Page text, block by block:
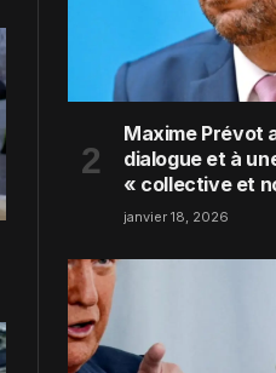
Maxime Prévot
dialogue et à
« collective et
janvier 18, 2026